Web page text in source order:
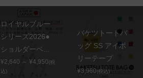
ロイヤルブルー
シリーズ2026●
ショルダーベ...
¥2,640 ～ ¥4,950(税
込)
バケツトートバ
ッグ SS アイボ
リーテープ
¥3,960(税込)